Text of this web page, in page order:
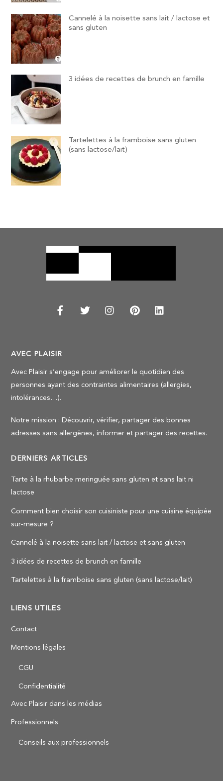
Cannelé à la noisette sans lait / lactose et
sans gluten
3 idées de recettes de brunch en famille
Tartelettes à la framboise sans gluten
(sans lactose/lait)
AVEC PLAISIR
Avec Plaisir s’engage pour améliorer le quotidien des
personnes ayant des contraintes alimentaires (allergies,
intolérances…).
Notre mission : Découvrir, vérifier, partager des bonnes
adresses sans allergènes, informer et partager des recettes.
DERNIERS ARTICLES
Tarte à la rhubarbe meringuée sans gluten et sans lait ni
lactose
Comment bien choisir son cuisiniste pour une cuisine équipée
sur-mesure ?
Cannelé à la noisette sans lait / lactose et sans gluten
3 idées de recettes de brunch en famille
Tartelettes à la framboise sans gluten (sans lactose/lait)
LIENS UTILES
Contact
Mentions légales
CGU
Confidentialité
Avec Plaisir dans les médias
Professionnels
Conseils aux professionnels